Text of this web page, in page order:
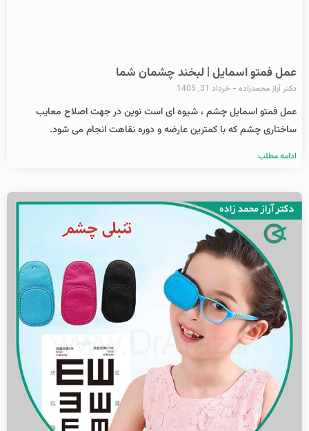
عمل فمتو اسمایل | لبخند چشمان شما
دکتر آراز محمدزاده خرداد 31, 1405
عمل فمتو اسمایل چشم ، شیوه ای است نوین در جهت اصلاح معایب
ساختاری چشم که با کمترین عارضه و دوره نقاهت انجام می شود.
ادامه مطلب